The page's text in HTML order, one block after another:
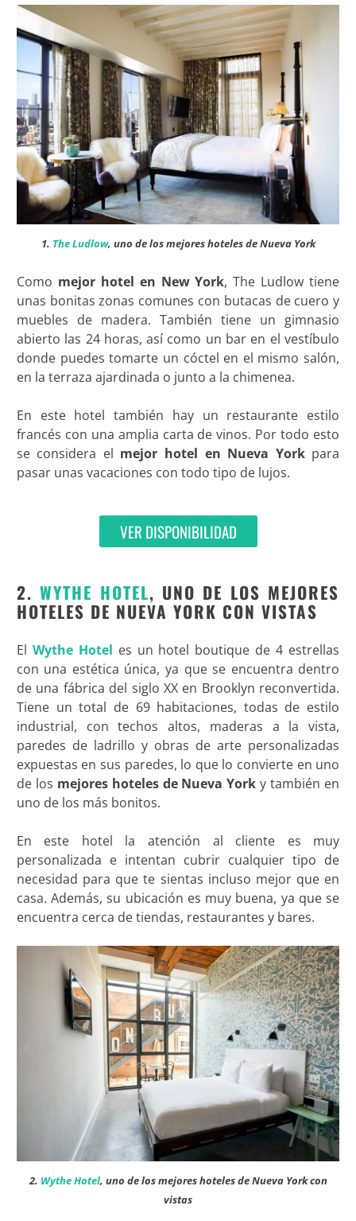
1. The Ludlow, uno de los mejores hoteles de Nueva York
Como mejor hotel en New York, The Ludlow tiene
unas bonitas zonas comunes con butacas de cuero y
muebles de madera. También tiene un gimnasio
abierto las 24 horas, así como un bar en el vestíbulo
donde puedes tomarte un cóctel en el mismo salón,
en la terraza ajardinada o junto a la chimenea.
En este hotel también hay un restaurante estilo
francés con una amplia carta de vinos. Por todo esto
se considera el mejor hotel en Nueva Yorkpara
pasar unas vacaciones con todo tipo de lujos.
VER DISPONIBILIDAD
2.WYTHE HOTEL, UNO DE LOS MEJORES
HOTELES DE NUEVA YORK CON VISTAS
El Wythe Hotel es un hotel boutique de 4 estrellas
con una estética única, ya que se encuentra dentro
de una fábrica del siglo XX en Brooklyn reconvertida.
Tiene un total de 69 habitaciones, todas de estilo
industrial, con techos altos, maderas a la vista,
paredes de ladrillo y obras de arte personalizadas
expuestas en sus paredes, lo que lo convierte en uno
de los mejores hoteles de Nueva York y también en
uno de los más bonitos.
En este hotel la atención al cliente es muy
personalizada e intentan cubrir cualquier tipo de
necesidad para que te sientas incluso mejor que en
casa. Además, su ubicación es muy buena, ya que se
encuentra cerca de tiendas, restaurantes y bares.
2. Wythe Hotel, uno de los mejores hoteles de Nueva York con
vistas